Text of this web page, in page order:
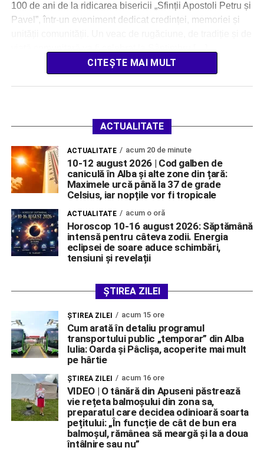
100 de ani de la ridicarea bisericii „Sfinții Apostoli Petru și
Pavel”, într-un eveniment dedicat credinței, memoriei și
CITEȘTE MAI MULT
ACTUALITATE
ACTUALITATE acum 20 de minute
10-12 august 2026 | Cod galben de
caniculă în Alba și alte zone din țară:
Maximele urcă până la 37 de grade
Celsius, iar nopțile vor fi tropicale
ACTUALITATE acum o oră
Horoscop 10-16 august 2026: Săptămână
intensă pentru câteva zodii. Energia
eclipsei de soare aduce schimbări,
tensiuni și revelații
ȘTIREA ZILEI
ŞTIREA ZILEI acum 15 ore
Cum arată în detaliu programul
transportului public „temporar” din Alba
Iulia: Oarda și Pâclișa, acoperite mai mult
pe hârtie
ŞTIREA ZILEI acum 16 ore
VIDEO | O tânără din Apuseni păstrează
vie rețeta balmoșului din zona sa,
preparatul care decidea odinioară soarta
pețitului: „În funcție de cât de bun era
balmoșul, rămânea să meargă și la a doua
întâlnire sau nu”